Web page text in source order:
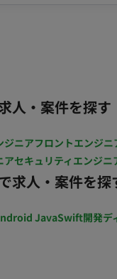
ュール調整 ・社内外
ター ・デザイナー
・該当なし ■働き方
人・案件を探す
ジニアフロントエンジニ
アセキュリティエンジニ
求人・案件を探
JavaSwift開発デ